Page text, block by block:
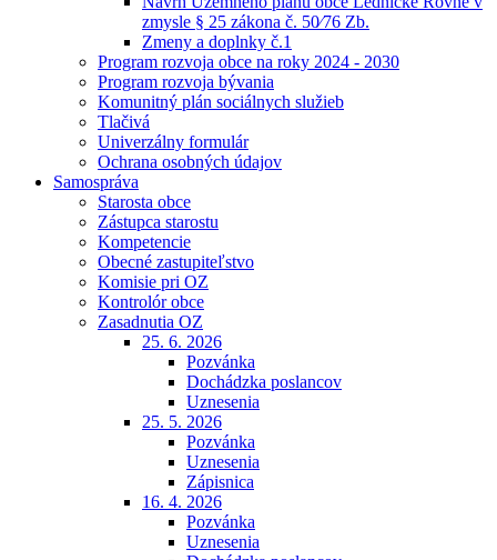
zmysle § 25 zákona č. 50⁄76 Zb.
Zmeny a doplnky č.1
Program rozvoja obce na roky 2024 - 2030
Program rozvoja bývania
Komunitný plán sociálnych služieb
Tlačivá
Univerzálny formulár
Ochrana osobných údajov
Samospráva
Starosta obce
Zástupca starostu
Kompetencie
Obecné zastupiteľstvo
Komisie pri OZ
Kontrolór obce
Zasadnutia OZ
25. 6. 2026
Pozvánka
Dochádzka poslancov
Uznesenia
25. 5. 2026
Pozvánka
Uznesenia
Zápisnica
16. 4. 2026
Pozvánka
Uznesenia